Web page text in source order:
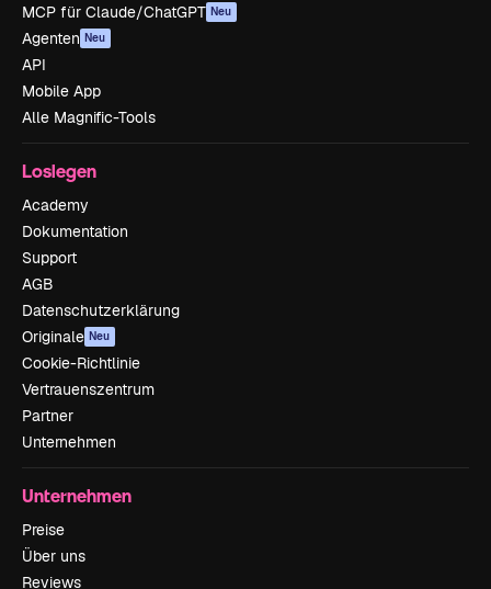
MCP für Claude/ChatGPT Neu
Agenten Neu
API
Mobile App
Alle Magnific-Tools
Loslegen
Academy
Dokumentation
Support
AGB
Datenschutzerklärung
Originale Neu
Cookie-Richtlinie
Vertrauenszentrum
Partner
Unternehmen
Unternehmen
Preise
Über uns
Reviews